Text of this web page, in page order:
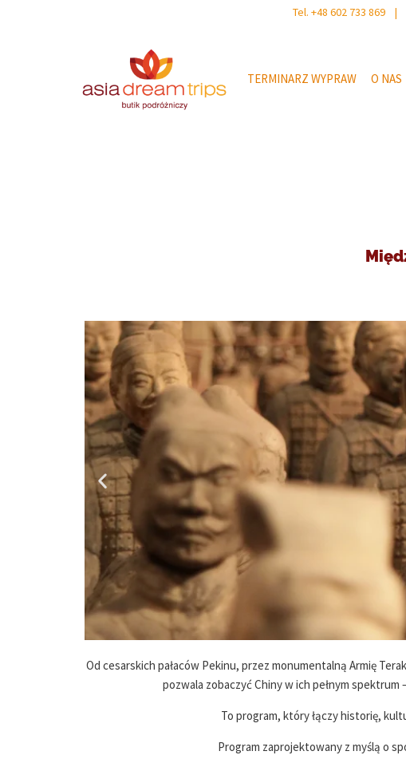
Tel. +48 602 733 869
TERMINARZ WYPRAW O NAS
Od cesarskich pałaców Pekinu, przez monumentalną Armię
pozwala zobaczyć Chiny w ich pełnym
To program, który łączy historię,
Program zaprojektowany z myślą o